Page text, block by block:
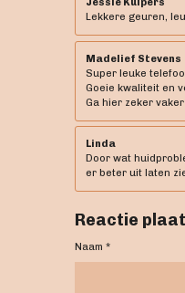
Jessie Kuipers
Lekkere geuren,
Madelief Stevens
Super leuke
Goeie kwaliteit en
Ga hier zeker
Linda
Door wat
er beter uit laten
Reactie
Naam *